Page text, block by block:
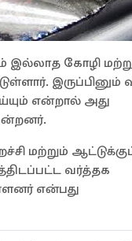
இல்லாத கோழி
இருப்பினும்
என்றால் அது
மற்றும்
வர்த்தக
என்பது